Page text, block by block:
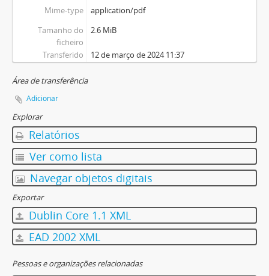
Mime-type
application/pdf
Tamanho do
ficheiro
2.6 MiB
Transferido 12 de março de 2024 11:37
Área de transferência
Adicionar
Explorar
Relatórios
Ver como lista
Navegar objetos digitais
Exportar
Dublin Core 1.1 XML
EAD 2002 XML
Pessoas e organizações relacionadas